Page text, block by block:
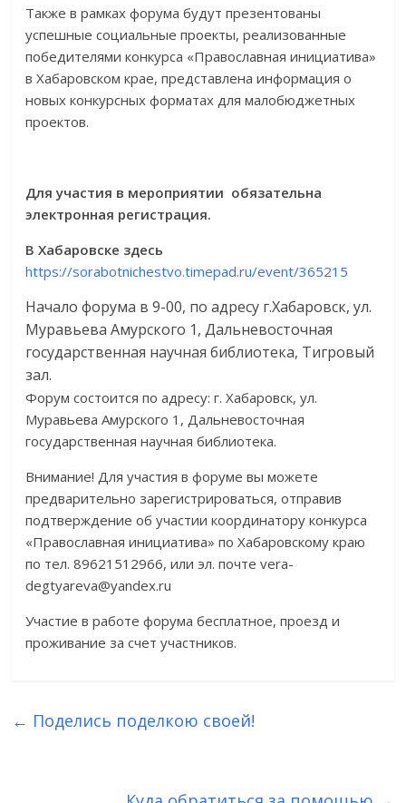
Также в рамках форума будут презентованы
успешные социальные проекты, реализованные
победителями конкурса «Православная инициатива»
в Хабаровском крае, представлена информация о
новых конкурсных форматах для малобюджетных
проектов.
Для участия в мероприятии обязательна
электронная регистрация.
В Хабаровске здесь
https://sorabotnichestvo.timepad.ru/event/365215
Начало форума в 9-00, по адресу г.Хабаровск, ул.
Муравьева Амурского 1, Дальневосточная
государственная научная библиотека, Тигровый
зал.
Форум состоится по адресу: г. Хабаровск, ул.
Муравьева Амурского 1, Дальневосточная
государственная научная библиотека.
Внимание! Для участия в форуме вы можете
предварительно зарегистрироваться, отправив
подтверждение об участии координатору конкурса
«Православная инициатива» по Хабаровскому краю
по тел. 89621512966, или эл. почте vera-
degtyareva@yandex.ru
Участие в работе форума бесплатное, проезд и
проживание за счет участников.
← Поделись поделкою своей!